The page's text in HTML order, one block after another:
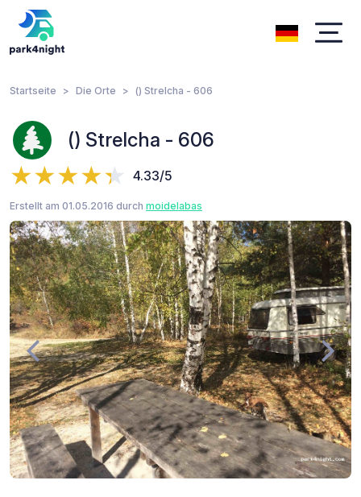
Startseite Die Orte () Strelcha - 606
() Strelcha - 606
4.33/5
Erstellt am 01.05.2016 durch moidelabas